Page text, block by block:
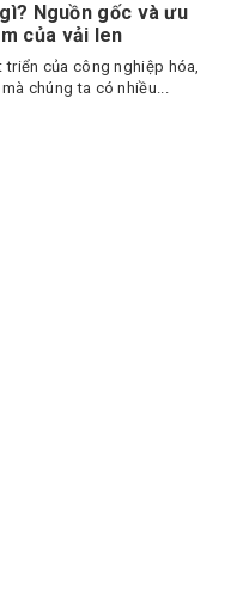
Nguồn gốc và ưu
của vải len
triển của công nghiệp hóa,
chúng ta có nhiều...